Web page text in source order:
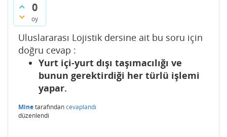
0
oy
Uluslararası Lojistik dersine ait bu soru için
doğru cevap :
Yurt içi-yurt dışı taşımacılığı ve
bunun gerektirdiği her türlü işlemi
yapar.
Minetarafındancevaplandı
düzenlendi